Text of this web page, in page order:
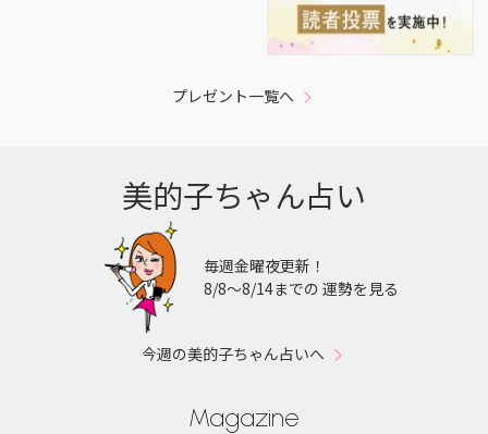
プレゼント一覧へ
美的子ちゃん占い
毎週金曜夜更新！
8/8〜8/14までの 運勢を見る
今週の美的子ちゃん占いへ
Magazine